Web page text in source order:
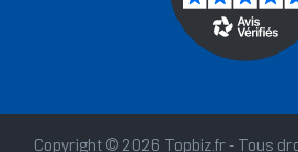
Copyright © 2026 Topbiz.fr - Tous